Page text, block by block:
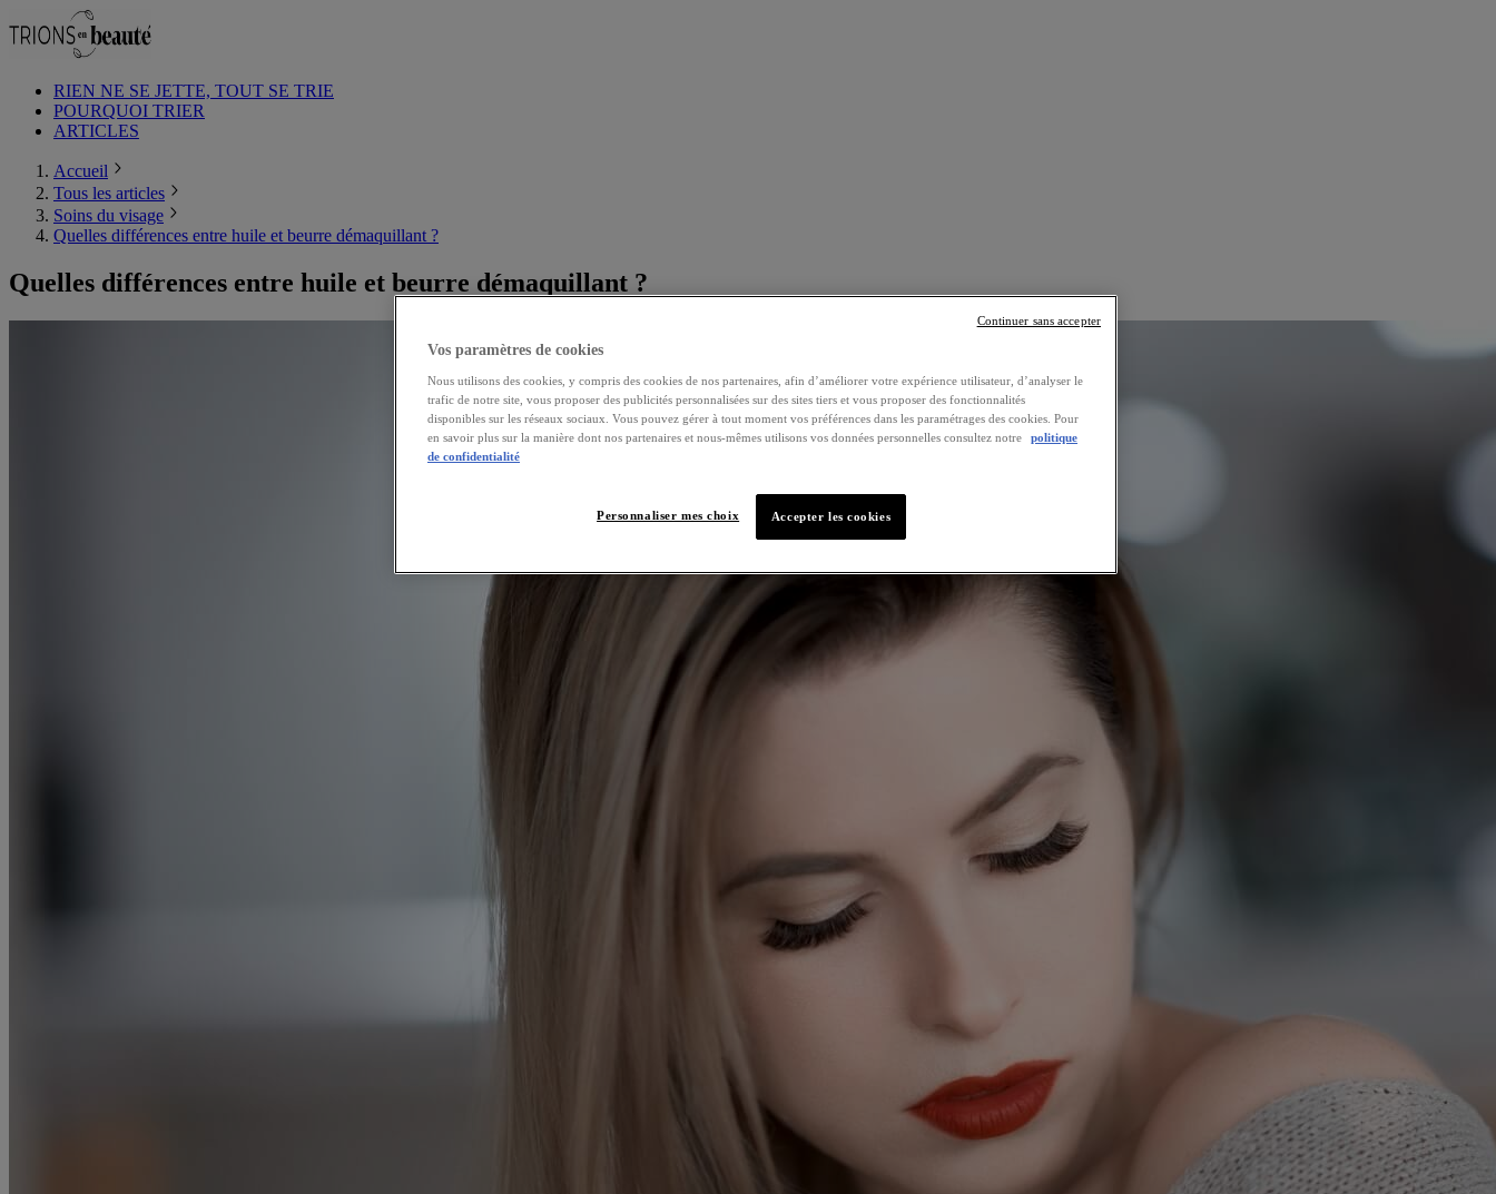
RIEN NE SE JETTE, TOUT SE TRIE
POURQUOI TRIER
ARTICLES
Accueil
Tous les articles
Soins du visage
Quelles différences entre huile et beurre démaquillant ?
Quelles différences entre huile et beurre démaquillant ?
Vos paramètres de cookies
Nous utilisons des cookies, y compris des cookies de nos partenaires, afin d’améliorer votre expérience utilisateur, d’analyser le
trafic de notre site, vous proposer des publicités personnalisées sur des sites tiers et vous proposer des fonctionnalités
disponibles sur les réseaux sociaux. Vous pouvez gérer à tout moment vos préférences dans les paramétrages des cookies. Pour
en savoir plus sur la manière dont nos partenaires et nous-mêmes utilisons vos données personnelles consultez notre
politique
de confidentialité
Accepter les cookies
Personnaliser mes choix
Continuer sans accepter